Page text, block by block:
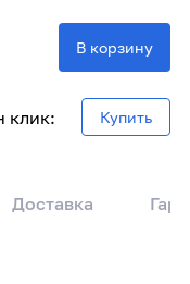
В корзину
клик: Купить
Доставка